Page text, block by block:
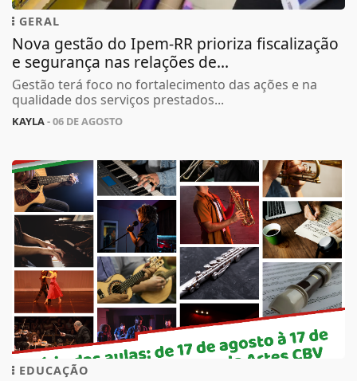
GERAL
Nova gestão do Ipem-RR prioriza fiscalização
e segurança nas relações de...
Gestão terá foco no fortalecimento das ações e na
qualidade dos serviços prestados...
KAYLA- 06 DE AGOSTO
EDUCAÇÃO